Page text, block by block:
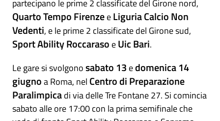
partecipano le prime 2 classificate del Girone nord,
Quarto Tempo FirenzeeLiguria Calcio Non
Vedenti, e le prime 2 classificate del Girone sud,
Sport Ability Roccaraso eUic Bari.
Le gare si svolgonosabato 13 edomenica 14
giugnoa Roma, nel Centro di Preparazione
Paralimpicadi via delle Tre Fontane 27. Si comincia
sabato alle ore 17:00 con la prima semifinale che